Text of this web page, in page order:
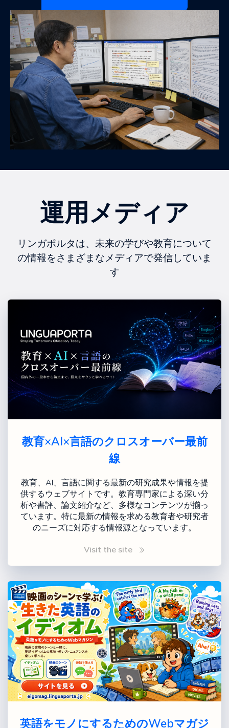
運用メディア
リンガポルタは、未来の学びや教育について
の情報をさまざまなメディアで発信していま
す
教育×AI×言語のクロスオーバー最前
線
教育、AI、言語に関する最新の研究成果や情報を提
供するウェブサイトです。教育専門家による深い分
析や書評、論文紹介など、多様なコンテンツが揃っ
ています。特に最新の情報を求める教育者や研究者
のニーズに対応する情報源となっています。
Visit the site
英語をモノにするためのWebマガジ